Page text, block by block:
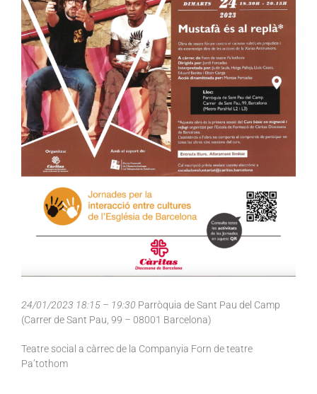
Larger
Image
24/01/2023 18:15 – 19:30 Parròquia de Sant Pau del Camp
(Carrer de Sant Pau, 99 – 08001 Barcelona)
Teatre social a càrrec de la Companyia Forn de teatre
Pa’tothom